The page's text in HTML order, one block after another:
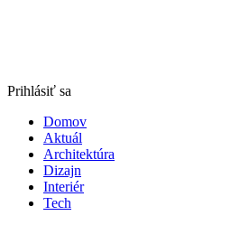
Prihlásiť sa
Domov
Aktuál
Architektúra
Dizajn
Interiér
Tech